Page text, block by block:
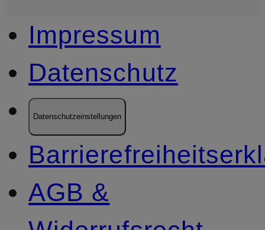
Impressum
Datenschutz
Datenschutzeinstellungen
AGB &